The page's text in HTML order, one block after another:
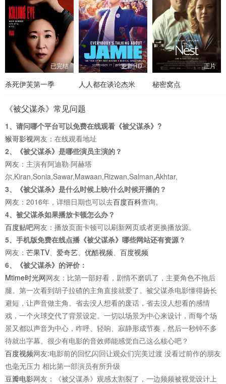
已完结
杀死伊芙第一季
更新HD
人人都在谈论杰米
正片
秘密窝点
《被父谋杀》常见问题
1、请问哪个平台可以免费在线观看《被父谋杀》?
猴哥影视网友：在线观看地址
2、《被父谋杀》是哪些演员主演的？
网友：主演有阿迪勒·阿赫塔
尔,Kiran,Sonia,Sawar,Mawaan,Rizwan,Salman,Akhtar,
3、《被父谋杀》是什么时候上映/什么时候开播的？
网友：2016年，详细日期也可以去百度百科查询。
4、被父谋杀如果播放卡顿怎么办？
百度贴吧网友：播放页面卡顿可以刷新网页或者更换播放源。
5、手机版免费在线点播《被父谋杀》哪些网站还有资源？
网友： 芒果TV 爱奇艺 优酷视频
百度视频
6、《被父谋杀》的评价：
Mtime时光网网友：比第一部好看，剧情不磨叽了，主要角色不拖后
腿。第一次看到胡子拉碴的主角直接就爱了。被父谋杀电影懂得扬长
避短，让声音做主角。省去没人想看的废话，省去没人想看的感情
戏，一个火球交代了背景设定。一切以场景为中心来设计，而每个场
景又都以声音为中心，咋呼、轻响、寂静形成节奏，然后一秒钟不多
待就出字幕。很少有电影的音效师能感觉自己这么核心吧？
百度视频网友:电影前的回忆闪回让观众们完美过渡 没看过前作的朋友
也毫无压力 相比第一部演员有所升级
豆瓣电影网友：《被父谋杀》观感太割裂了，一边频频被视觉设计上